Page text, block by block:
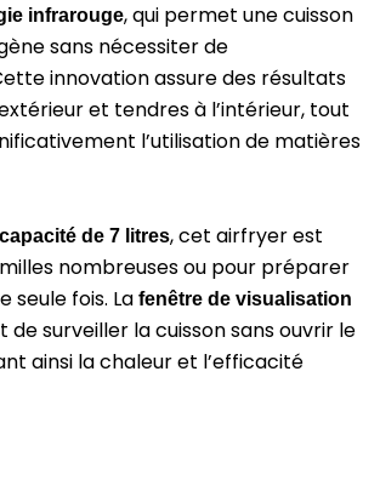
infrarouge, qui permet une cuisson
sans nécessiter de
innovation assure des résultats
et tendres à l’intérieur, tout
l’utilisation de matières
de 7 litres, cet airfryer est
nombreuses ou pour préparer
seule fois. La fenêtre de visualisation
surveiller la cuisson sans ouvrir le
ainsi la chaleur et l’efficacité